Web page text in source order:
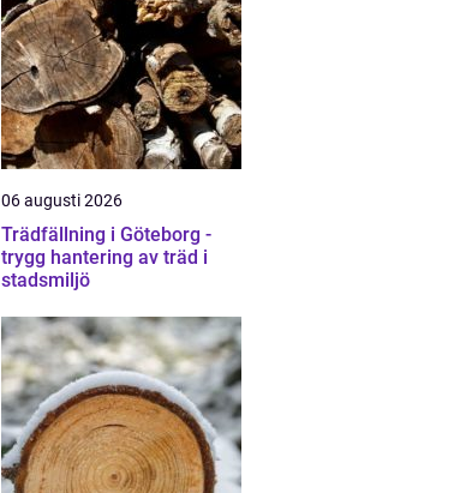
06 augusti 2026
Trädfällning i Göteborg -
trygg hantering av träd i
stadsmiljö